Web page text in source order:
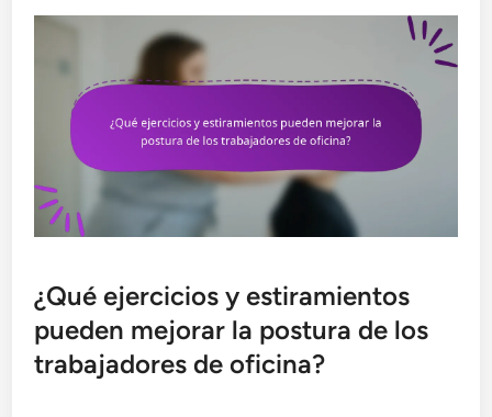
¿Qué ejercicios y estiramientos
pueden mejorar la postura de los
trabajadores de oficina?